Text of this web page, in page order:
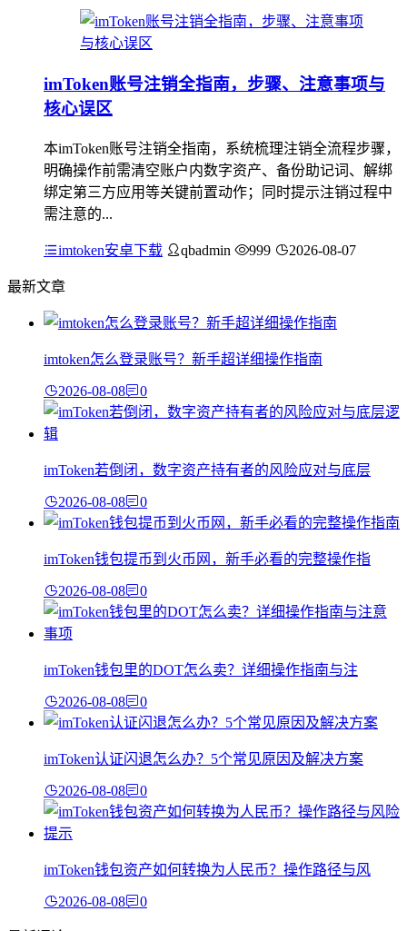
imToken账号注销全指南，步骤、注意事项与
核心误区
本imToken账号注销全指南，系统梳理注销全流程步骤，
明确操作前需清空账户内数字资产、备份助记词、解绑
绑定第三方应用等关键前置动作；同时提示注销过程中
需注意的...
imtoken安卓下载 qbadmin 999 2026-08-07
最新文章
imtoken怎么登录账号？新手超详细操作指南
2026-08-08 0
imToken若倒闭，数字资产持有者的风险应对与底层
2026-08-08 0
imToken钱包提币到火币网，新手必看的完整操作指
2026-08-08 0
imToken钱包里的DOT怎么卖？详细操作指南与注
2026-08-08 0
imToken认证闪退怎么办？5个常见原因及解决方案
2026-08-08 0
imToken钱包资产如何转换为人民币？操作路径与风
2026-08-08 0